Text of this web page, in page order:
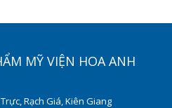
MỸ VIỆN HOA ANH
Rạch Giá, Kiên Giang